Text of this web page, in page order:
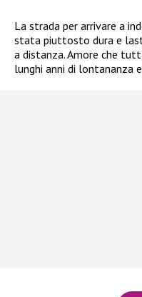
La strada per arrivare a
stata piuttosto dura e
a distanza. Amore che
lunghi anni di lontananza